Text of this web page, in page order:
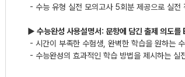
- 수능 유형 실전 모의고사 5회분 제공으로 실전
▶ 수능완성 사용설명서: 문항에 담긴 출제 의도를
- 시간이 부족한 수험생, 완벽한 학습을 원하는
- 수능완성의 효과적인 학습 방법을 제시하는 실